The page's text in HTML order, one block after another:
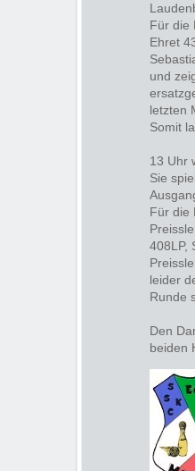
Für die
Ehret
und
letzten
Somit
13 Uhr
Sie
Für die
408LP,
leider
Runde
Den
beiden